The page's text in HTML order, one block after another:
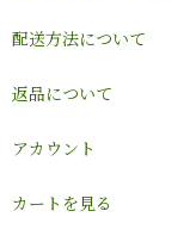
配送方法について
返品について
アカウント
カートを見る